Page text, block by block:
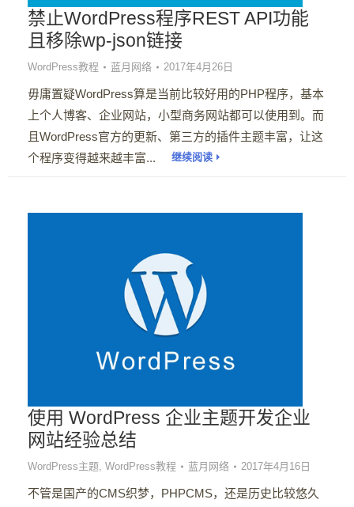
禁止WordPress程序REST API功能
且移除wp-json链接
WordPress教程 蓝月网络 2017年4月26日
毋庸置疑WordPress算是当前比较好用的PHP程序，基本
上个人博客、企业网站，小型商务网站都可以使用到。而
且WordPress官方的更新、第三方的插件主题丰富，让这
个程序变得越来越丰富...
继续阅读
使用 WordPress 企业主题开发企业
网站经验总结
WordPress主题, WordPress教程 蓝月网络 2017年4月16日
不管是国产的CMS织梦，PHPCMS，还是历史比较悠久